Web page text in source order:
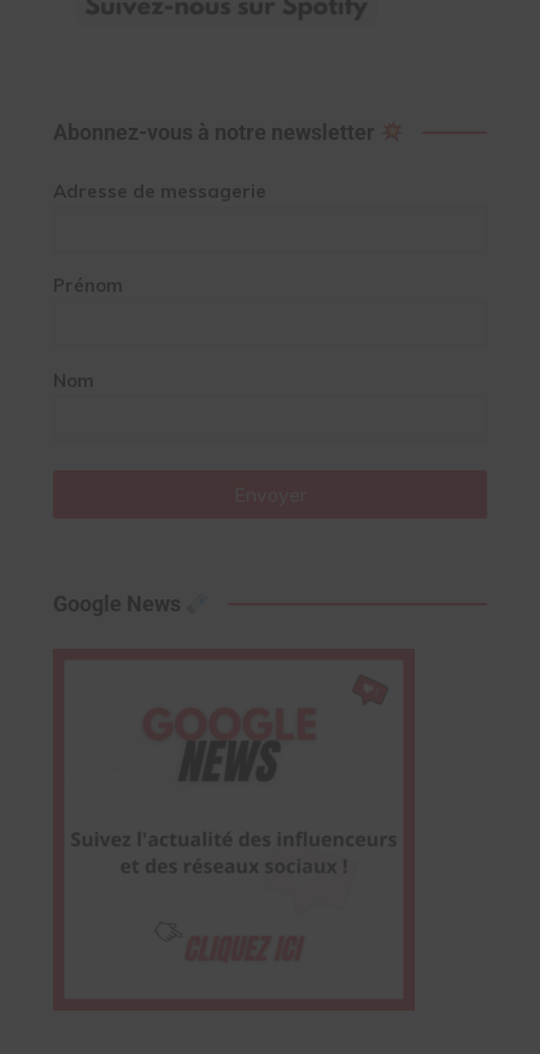
Abonnez-vous à notre newsletter
Adresse de messagerie
Prénom
Nom
Google News